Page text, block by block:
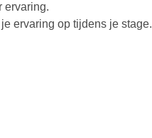
ervaring.
ervaring op tijdens je stage.